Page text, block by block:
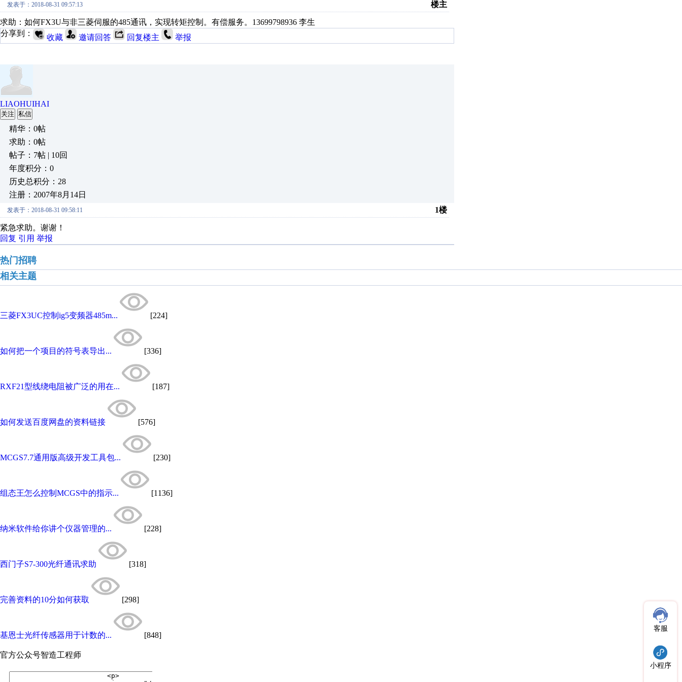
发表于：2018-08-31 09:57:13 楼主
求助：如何FX3U与非三菱伺服的485通讯，实现转矩控制。有偿服务。13699798936 李生
分享到：
收藏 邀请回答 回复楼主 举报
LIAOHUIHAI
关注 私信
精华：0帖
求助：0帖
帖子：7帖 | 10回
年度积分：0
历史总积分：28
注册：2007年8月14日
发表于：2018-08-31 09:58:11 1楼
紧急求助。谢谢！
回复 引用 举报
热门招聘
相关主题
三菱FX3UC控制ig5变频器485m... [224]
如何把一个项目的符号表导出... [336]
RXF21型线绕电阻被广泛的用在... [187]
如何发送百度网盘的资料链接 [576]
MCGS7.7通用版高级开发工具包... [230]
组态王怎么控制MCGS中的指示... [1136]
纳米软件给你讲个仪器管理的... [228]
西门子S7-300光纤通讯求助 [318]
完善资料的10分如何获取 [298]
基恩士光纤传感器用于计数的... [848]
官方公众号智造工程师
客服
小程序